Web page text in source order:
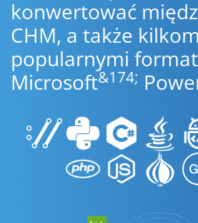
konwertować
CHM, a także
popularnymi
Microsoft&174;